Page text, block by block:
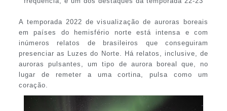
A temporada 2022 de visualização de auroras boreais
em países do hemisfério norte está intensa e com
inúmeros relatos de brasileiros que conseguiram
presenciar as Luzes do Norte. Há relatos, inclusive, de
auroras pulsantes, um tipo de aurora boreal que, no
lugar de remeter a uma cortina, pulsa como um
coração.